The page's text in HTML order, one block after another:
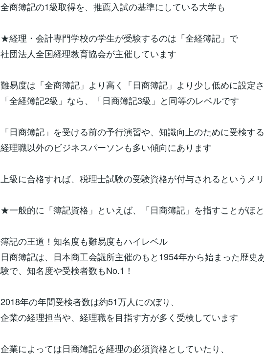
全商簿記の1級取得を、推薦入試の基準にしている大学も
★経理・会計専門学校の学生が受験するのは「全経簿記」で
社団法人全国経理教育協会が主催しています
難易度は「全商簿記」より高く「日商簿記」より少し低めに設定
「全経簿記2級」なら、「日商簿記3級」と同等のレベルです
「日商簿記」を受ける前の予行演習や、知識向上のために受検する
経理職以外のビジネスパーソンも多い傾向にあります
上級に合格すれば、税理士試験の受験資格が付与されるというメ
★一般的に「簿記資格」といえば、「日商簿記」を指すことがほ
簿記の王道！知名度も難易度もハイレベル
日商簿記は、日本商工会議所主催のもと1954年から始まった歴史
験で、知名度や受検者数もNo.1！
2018年の年間受検者数は約51万人にのぼり、
企業の経理担当や、経理職を目指す方が多く受検しています
企業によっては日商簿記を経理の必須資格としていたり、